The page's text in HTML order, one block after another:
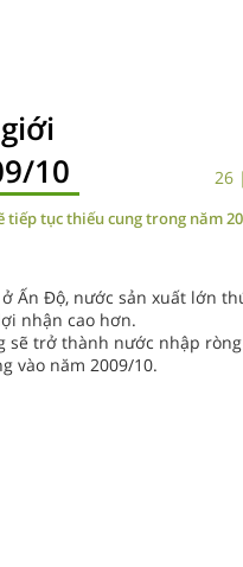
10
26
tục thiếu cung trong năm
Ấn Độ, nước sản xuất lớn
nhận cao hơn.
sẽ trở thành nước nhập
vào năm 2009/10.